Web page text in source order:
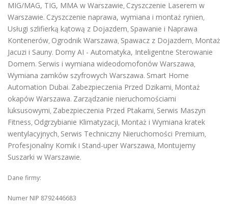
MIG/MAG, TIG, MMA w Warszawie, Czyszczenie Laserem w
Warszawie. Czyszczenie naprawa, wymiana i montaż rynien,
Usługi szlifierką kątową z Dojazdem, Spawanie i Naprawa
Kontenerów, Ogrodnik Warszawa, Spawacz z Dojazdem, Montaż
Jacuzi i Sauny. Domy AI - Automatyka, Inteligentne Sterowanie
Domem. Serwis i wymiana wideodomofonów Warszawa,
Wymiana zamków szyfrowych Warszawa. Smart Home
Automation Dubai. Zabezpieczenia Przed Dzikami, Montaż
okapów Warszawa. Zarządzanie nieruchomościami
luksusowymi, Zabezpieczenia Przed Ptakami, Serwis Maszyn
Fitness, Odgrzybianie Klimatyzacji, Montaż i Wymiana kratek
wentylacyjnych, Serwis Techniczny Nieruchomości Premium,
Profesjonalny Komik i Stand-uper Warszawa, Montujemy
Suszarki w Warszawie.
Dane firmy:
Numer NIP 8792446683